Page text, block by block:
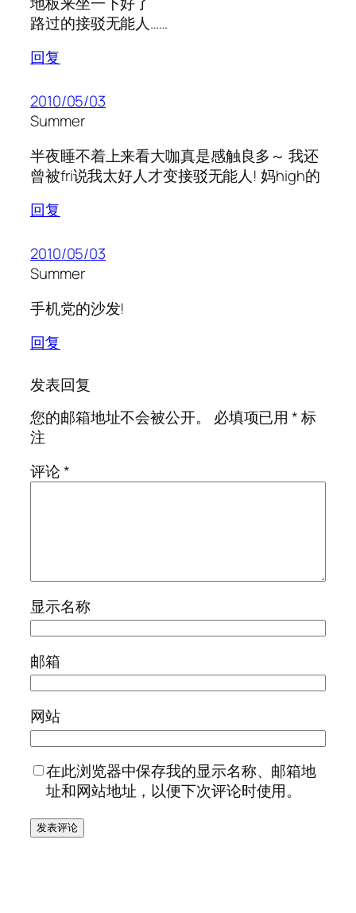
路过的接驳无能人……
回复
2010/05/03
Summer
半夜睡不着上来看大咖真是感触良多～ 我还
曾被fri说我太好人才变接驳无能人! 妈high的
回复
2010/05/03
Summer
手机党的沙发!
回复
发表回复
您的邮箱地址不会被公开。
必填项已用*标
注
评论*
显示名称
邮箱
网站
在此浏览器中保存我的显示名称、邮箱地
址和网站地址，以便下次评论时使用。